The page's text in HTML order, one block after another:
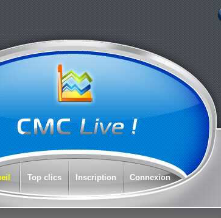
Top clics Inscription Connexion